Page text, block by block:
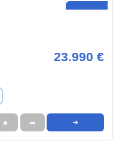
23.990 €
★ ➦ ➜